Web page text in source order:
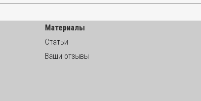
Материалы
Статьи
Ваши отзывы